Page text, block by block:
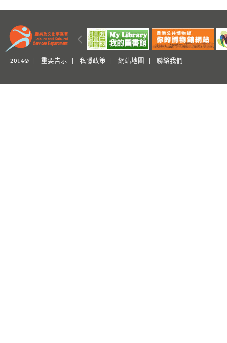
2014© | 重要告示 私隱政策 網站地圖 聯絡我們